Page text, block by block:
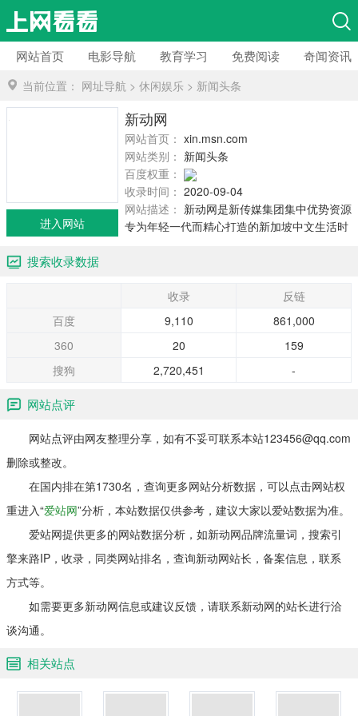
网站首页 电影导航 教育学习 免费阅读 奇闻资讯
当前位置： 网址导航 > 休闲娱乐 > 新闻头条
新动网
网站首页： xin.msn.com
网站类别： 新闻头条
百度权重：
收录时间： 2020-09-04
网站描述： 新动网是新传媒集团集中优势资源
专为年轻一代而精心打造的新加坡中文生活时
新动网目前由新传媒新闻私人有限公司负责营
运，公司同时经营亚洲地区电视和网络业务。
新动网的团队*了来自新闻、电视、互联网、手
机等各领域的年轻精英，我们将会全情投入，
与大家一起互动、成长！
进入网站
搜索收录数据
收录
反链
百度
9,110
861,000
360
20
159
搜狗
2,720,451 -
网站点评
网站点评由网友整理分享，如有不妥可联系本站123456@qq.com
删除或整改。
在国内排在第1730名，查询更多网站分析数据，可以点击网站权
重进入“爱站网”分析，本站数据仅供参考，建议大家以爱站数据为准。
爱站网提供更多的网站数据分析，如新动网品牌流量词，搜索引
擎来路IP，收录，同类网站排名，查询新动网站长，备案信息，联系
方式等。
如需要更多新动网信息或建议反馈，请联系新动网的站长进行洽
谈沟通。
相关站点